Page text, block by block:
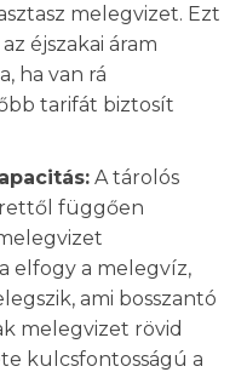
melegvizet. Ezt
éjszakai áram
ha van rá
tarifát biztosít
A tárolós
függően
elfogy a melegvíz,
ami bosszantó
melegvizet rövid
kulcsfontosságú a